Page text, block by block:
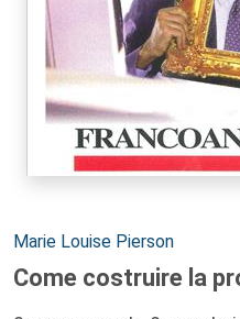
Autori:
Marie Louise Pierson
Come costruire la